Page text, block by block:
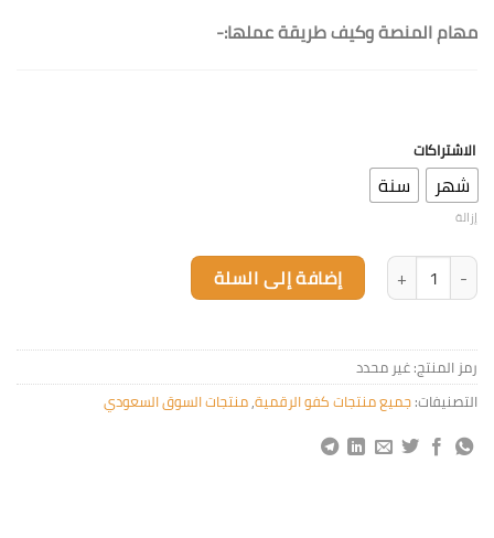
مهام المنصة وكيف طريقة عملها:-
الاشتراكات
شهر سنة
إزالة
كمية منصة السوق السعوديإضافة إلى السلة
رمز المنتج:غير محدد
التصنيفات:جميع منتجات كفو الرقمية,منتجات السوق السعودي